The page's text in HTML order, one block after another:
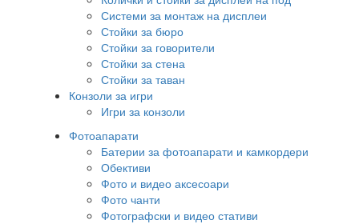
Системи за монтаж на дисплеи
Стойки за бюро
Стойки за говорители
Стойки за стена
Стойки за таван
Конзоли за игри
Игри за конзоли
Фотоапарати
Батерии за фотоапарати и камкордери
Обективи
Фото и видео аксесоари
Фото чанти
Фотографски и видео стативи